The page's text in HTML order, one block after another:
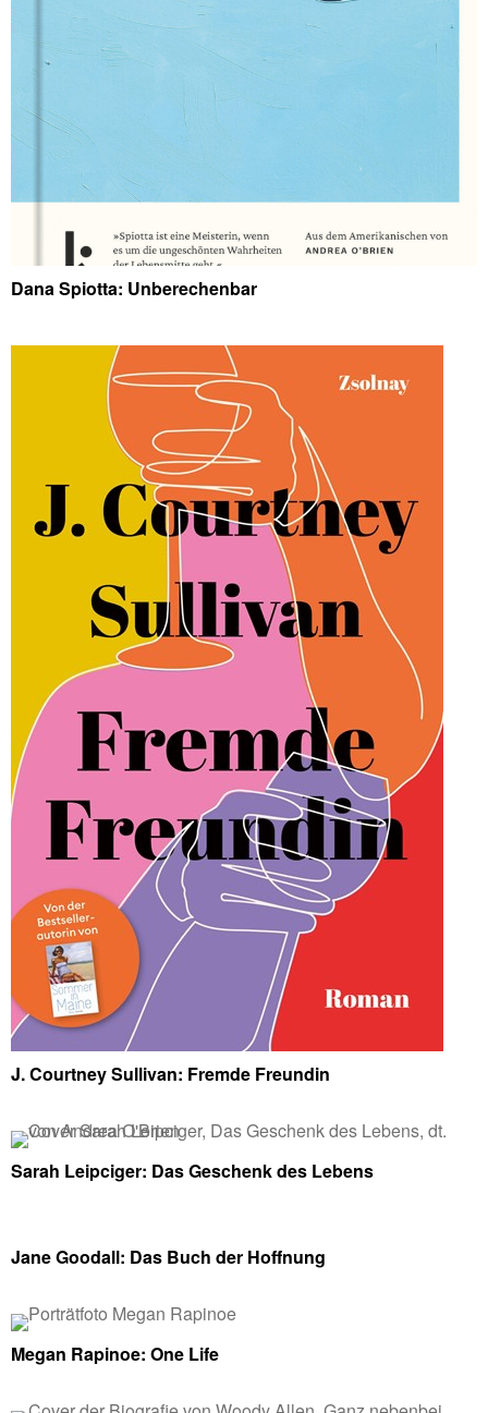
Dana Spiotta: Unberechenbar
J. Courtney Sullivan: Fremde Freundin
Sarah Leipciger: Das Geschenk des Lebens
Jane Goodall: Das Buch der Hoffnung
Megan Rapinoe: One Life